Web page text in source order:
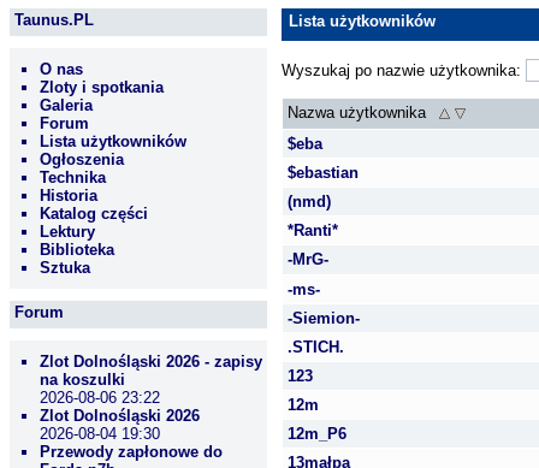
Taunus.PL
O nas
Zloty i spotkania
Galeria
Forum
Lista użytkowników
Ogłoszenia
Technika
Historia
Katalog części
Lektury
Biblioteka
Sztuka
Forum
Zlot Dolnośląski 2026 - zapisy
na koszulki
2026-08-06 23:22
Zlot Dolnośląski 2026
2026-08-04 19:30
Przewody zapłonowe do
Lista użytkowników
Wyszukaj po nazwie użytkownika:
Nazwa użytkownika
$eba
$ebastian
(nmd)
*Ranti*
-MrG-
-ms-
-Siemion-
.STICH.
123
12m
12m_P6
13małpa